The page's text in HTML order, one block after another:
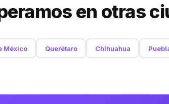
en otras
México Querétaro Chihuahua